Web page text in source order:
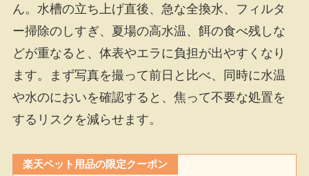
ん。水槽の立ち上げ直後、急な全換水、フィルタ
ー掃除のしすぎ、夏場の高水温、餌の食べ残しな
どが重なると、体表やエラに負担が出やすくなり
ます。まず写真を撮って前日と比べ、同時に水温
や水のにおいを確認すると、焦って不要な処置を
するリスクを減らせます。
楽天ペット用品の限定クーポン